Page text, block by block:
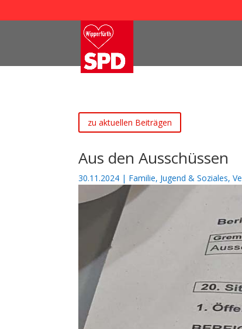
zu aktuellen Beiträgen
Aus den Ausschüssen
30.11.2024 | Familie, Jugend & Soziales,